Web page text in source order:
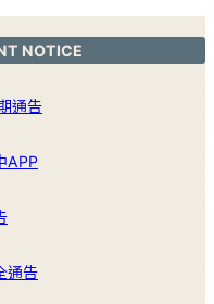
NOTICE
通告
APP
通告